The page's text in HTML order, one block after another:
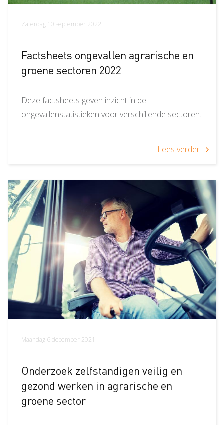
Zaterdag 10 september 2022
Factsheets ongevallen agrarische en
groene sectoren 2022
Deze factsheets geven inzicht in de
ongevallenstatistieken voor verschillende sectoren.
Lees verder
Maandag 6 december 2021
Onderzoek zelfstandigen veilig en
gezond werken in agrarische en
groene sector